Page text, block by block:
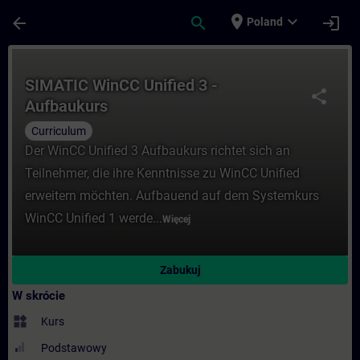
arrow_back search place Poland expand_more login
share
SIMATIC WinCC Unified 3 -
Aufbaukurs
Curriculum
Der WinCC Unified 3 Aufbaukurs richtet sich an
Teilnehmer, die ihre Kenntnisse zu WinCC Unified
erweitern möchten. Aufbauend auf dem Systemkurs
WinCC Unified 1 werde...Więcej
Zabukuj
W skrócie
widgets Kurs
Podstawowy